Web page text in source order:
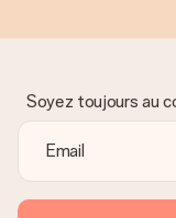
Soyez toujours au